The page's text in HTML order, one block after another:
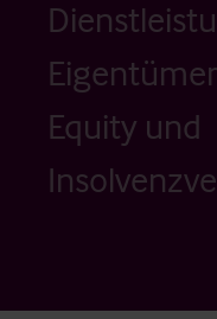
Equity und